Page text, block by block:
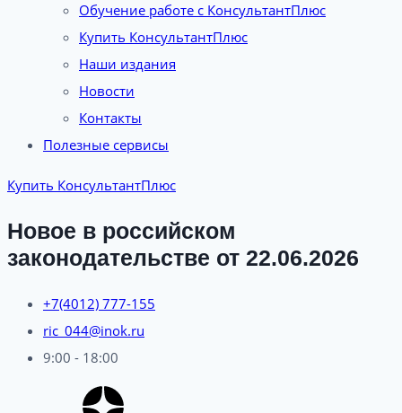
Обучение работе с КонсультантПлюс
Купить КонсультантПлюс
Наши издания
Новости
Контакты
Полезные сервисы
Купить КонсультантПлюс
Новое в российском
законодательстве от 22.06.2026
+7(4012) 777-155
ric_044@inok.ru
9:00 - 18:00